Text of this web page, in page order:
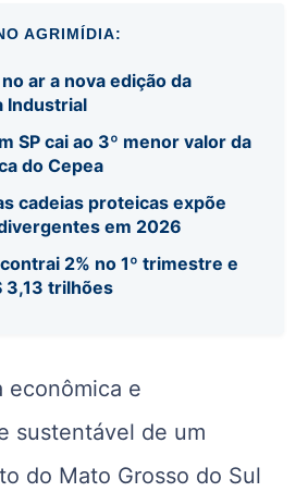
AGRIMÍDIA:
ar a nova edição da
Industrial
SP cai ao 3º menor valor da
do Cepea
cadeias proteicas expõe
em 2026
2% no 1º trimestre e
3,13 trilhões
econômica e
sustentável de um
do Mato Grosso do Sul